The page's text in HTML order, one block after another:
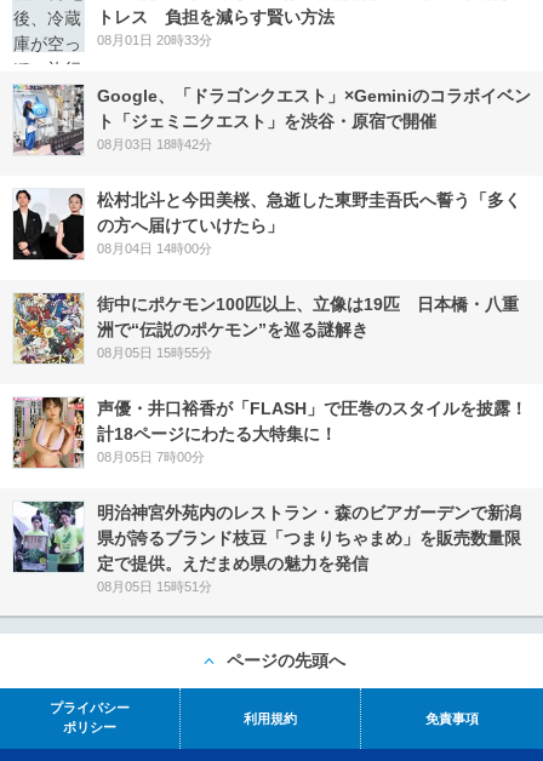
トレス 負担を減らす賢い方法
08月01日 20時33分
Google、「ドラゴンクエスト」×Geminiのコラボイベン
ト「ジェミニクエスト」を渋谷・原宿で開催
08月03日 18時42分
松村北斗と今田美桜、急逝した東野圭吾氏へ誓う「多く
の方へ届けていけたら」
08月04日 14時00分
街中にポケモン100匹以上、立像は19匹 日本橋・八重
洲で“伝説のポケモン”を巡る謎解き
08月05日 15時55分
声優・井口裕香が「FLASH」で圧巻のスタイルを披露！
計18ページにわたる大特集に！
08月05日 7時00分
明治神宮外苑内のレストラン・森のビアガーデンで新潟
県が誇るブランド枝豆「つまりちゃまめ」を販売数量限
定で提供。えだまめ県の魅力を発信
08月05日 15時51分
ページの先頭へ
プライバシー
ポリシー
利用規約 免責事項